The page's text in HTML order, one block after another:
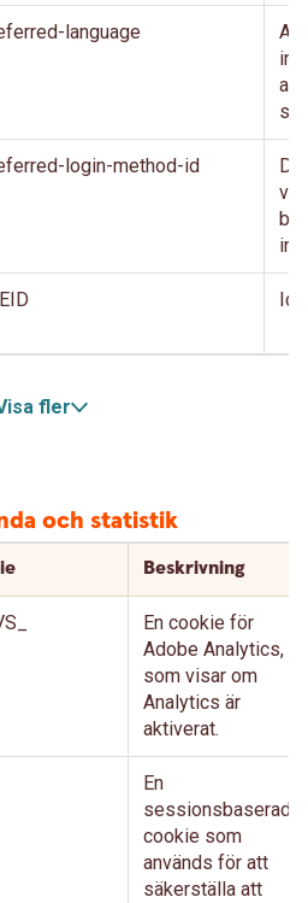
language
login-method-id
fler
och statistik
Beskrivning
En cookie för
Adobe Analytics,
som visar om
Analytics är
aktiverat.
En
sessionsbaserad-
cookie som
används för att
säkerställa att